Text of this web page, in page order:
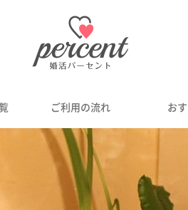
ご利用の流れ お